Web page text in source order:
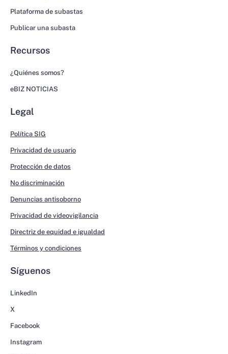
Plataforma de subastas
Publicar una subasta
Recursos
¿Quiénes somos?
eBIZ NOTICIAS
Legal
Política SIG
Privacidad de usuario
Protección de datos
No discriminación
Denuncias antisoborno
Privacidad de videovigilancia
Directriz de equidad e igualdad
Términos y condiciones
Síguenos
LinkedIn
X
Facebook
Instagram